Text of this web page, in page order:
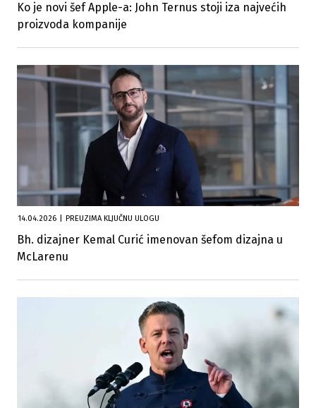
Ko je novi šef Apple-a: John Ternus stoji iza najvećih
proizvoda kompanije
14.04.2026 PREUZIMA KLJUČNU ULOGU
Bh. dizajner Kemal Curić imenovan šefom dizajna u
McLarenu